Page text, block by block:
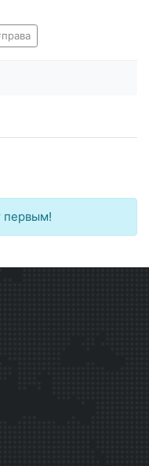
права
первым!